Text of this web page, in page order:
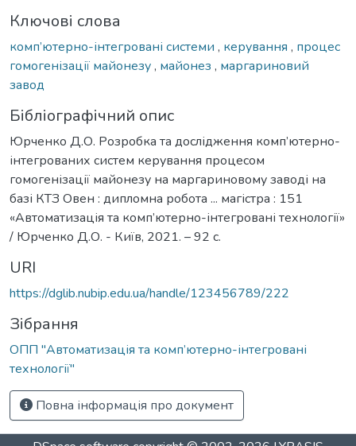
Ключові слова
комп’ютерно-інтегровані системи , керування , процес
гомогенізації майонезу, майонез , маргариновий
завод
Бібліографічний опис
Юрченко Д.О. Розробка та дослідження комп’ютерно-
інтегрованих систем керування процесом
гомогенізації майонезу на маргариновому заводі на
базі КТЗ Овен : дипломна робота ... магістра : 151
«Автоматизація та комп’ютерно-інтегровані технології»
/ Юрченко Д.О. - Київ, 2021. – 92 с.
URI
https://dglib.nubip.edu.ua/handle/123456789/222
Зібрання
ОПП "Автоматизація та комп’ютерно-інтегровані
технології"
Повна інформація про документ